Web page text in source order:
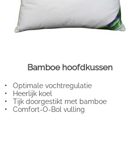
Bamboe hoofdkussen
• Optimale vochtregulatie
• Heerlijk koel
• Tijk doorgestikt met bamboe
• Comfort-O-Bol vulling